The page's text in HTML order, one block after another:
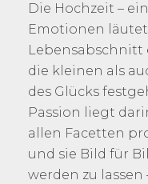
Die Hochzeit –
Emotionen
Lebensabschnitt
die kleinen als
des Glücks
Passion liegt
allen Facetten
und sie Bild für
werden zu lassen